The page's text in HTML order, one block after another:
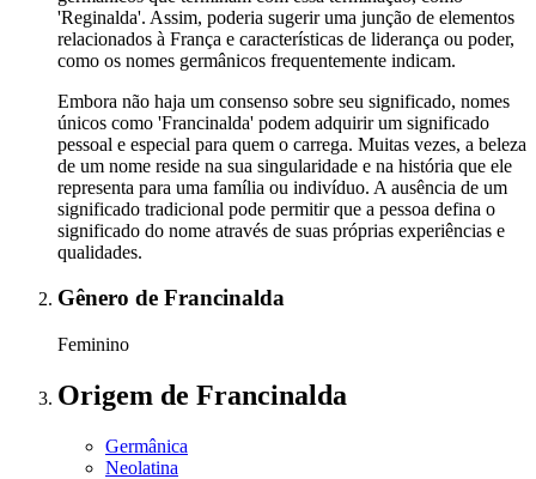
'Reginalda'. Assim, poderia sugerir uma junção de elementos
relacionados à França e características de liderança ou poder,
como os nomes germânicos frequentemente indicam.
Embora não haja um consenso sobre seu significado, nomes
únicos como 'Francinalda' podem adquirir um significado
pessoal e especial para quem o carrega. Muitas vezes, a beleza
de um nome reside na sua singularidade e na história que ele
representa para uma família ou indivíduo. A ausência de um
significado tradicional pode permitir que a pessoa defina o
significado do nome através de suas próprias experiências e
qualidades.
Gênero de Francinalda
Feminino
Origem de Francinalda
Germânica
Neolatina